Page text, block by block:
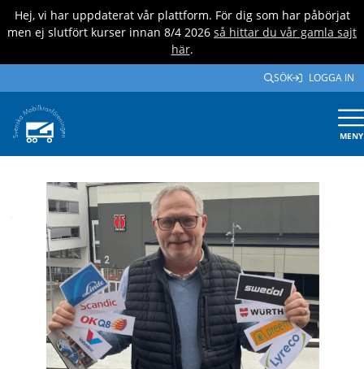
Hej, vi har uppdaterat vår plattform. För dig som har påbörjat
men ej slutfört kurser innan 8/4 2026 så hittar du vår gamla sajt
här.
SÖK LOGGA IN
MENY